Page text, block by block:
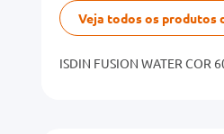
Veja todos os produtos
ISDIN FUSION WATER COR